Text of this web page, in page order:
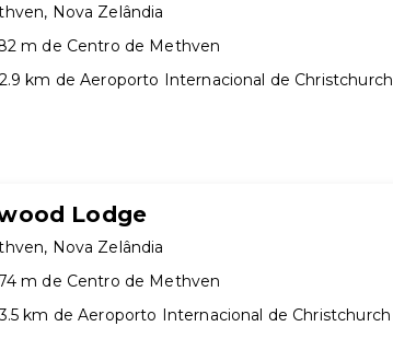
, Nova Zelândia
m de Centro de Methven
km de Aeroporto Internacional de Christchurch
Lodge
, Nova Zelândia
m de Centro de Methven
km de Aeroporto Internacional de Christchurch